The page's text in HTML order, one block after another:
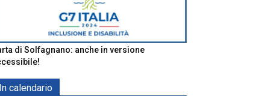
di Solfagnano: anche in versione
In calendario